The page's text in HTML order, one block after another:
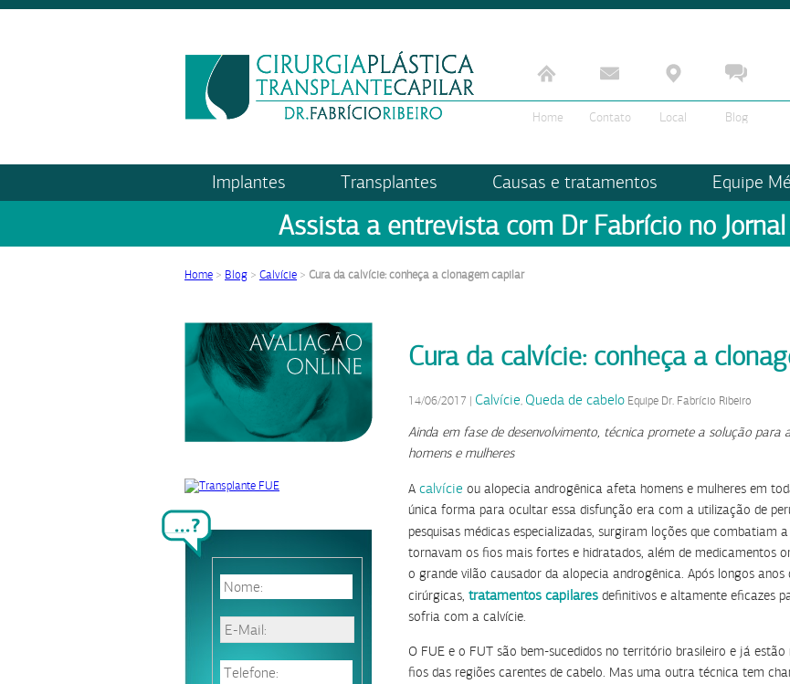
Home Contato Local Blog
Implantes Transplantes Causas e tratamentos Equipe
Assista a entrevista com Dr Fabrício no
Home > Blog > Calvície > Cura da calvície: conheça a clonagem capilar
Cura da calvície: conheça a
14/06/2017 | Calvície, Queda de cabelo Equipe Dr. Fabrício Ribeiro
Ainda em fase de desenvolvimento, técnica promete a solução para
homens e mulheres
A calvície ou alopecia androgênica afeta homens e mulheres em
única forma para ocultar essa disfunção era com a utilização de
pesquisas médicas especializadas, surgiram loções que combatiam a
tornavam os fios mais fortes e hidratados, além de medicamentos
o grande vilão causador da alopecia androgênica. Após longos anos
cirúrgicas, tratamentos capilares definitivos e altamente eficazes
sofria com a calvície.
O FUE e o FUT são bem-sucedidos no território brasileiro e já
fios das regiões carentes de cabelo. Mas uma outra técnica tem